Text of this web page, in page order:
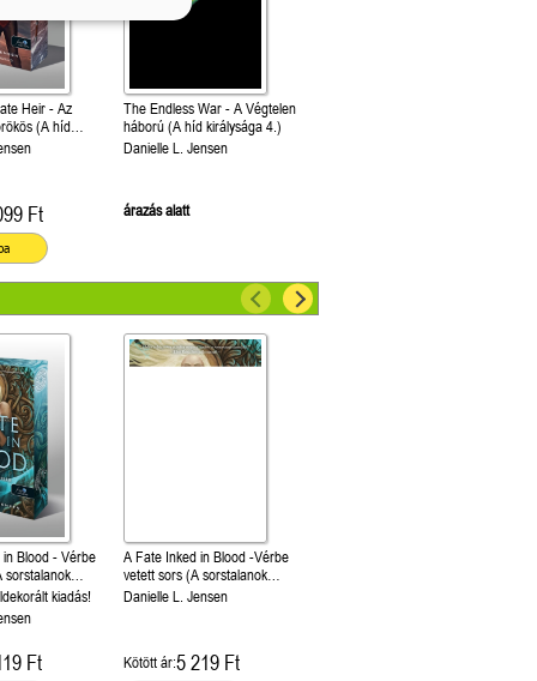
Heir - Az
(A híd
Ft
The Endless War - A Végtelen
háború (A híd királysága 4.)
Danielle L. Jensen
árazás alatt
Blood - Vérbe
sorstalanok
kiadás!
Ft
A Fate Inked in Blood -Vérbe
vetett sors (A sorstalanok
krónikája 1.)
Danielle L. Jensen
Kötött ár:5 219 Ft